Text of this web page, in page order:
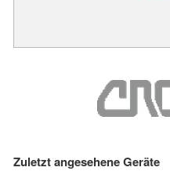
Zuletzt angesehene Geräte